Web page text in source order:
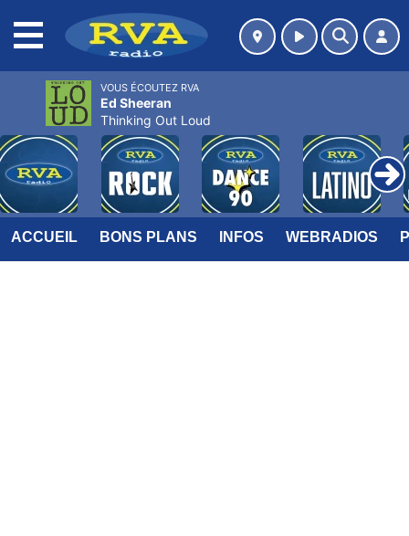
ACCUEIL BONS PLANS INFOS WEBRADIOS
VOUS ÉCOUTEZ RVA
Ed Sheeran
Thinking Out Loud